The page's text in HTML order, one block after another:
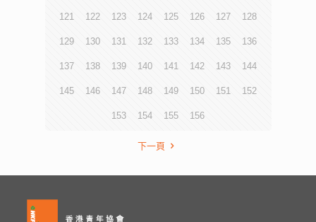
121 122 123 124 125 126 127 128
129 130 131 132 133 134 135 136
137 138 139 140 141 142 143 144
145 146 147 148 149 150 151 152
153 154 155 156
下一頁